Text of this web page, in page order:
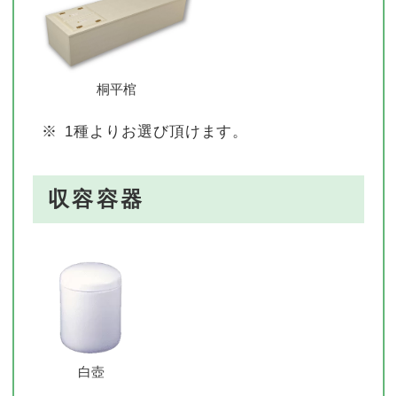
桐平棺
※ 1種よりお選び頂けます。
収容容器
白壺